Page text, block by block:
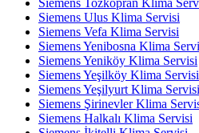
Siemens Tozkopran Klima
Siemens Ulus Klima Servisi
Siemens Vefa Klima Servisi
Siemens Yenibosna Klima
Siemens Yeniköy Klima Servisi
Siemens Yeşilköy Klima Servisi
Siemens Yeşilyurt Klima Servisi
Siemens Şirinevler Klima
Siemens Halkalı Klima Servisi